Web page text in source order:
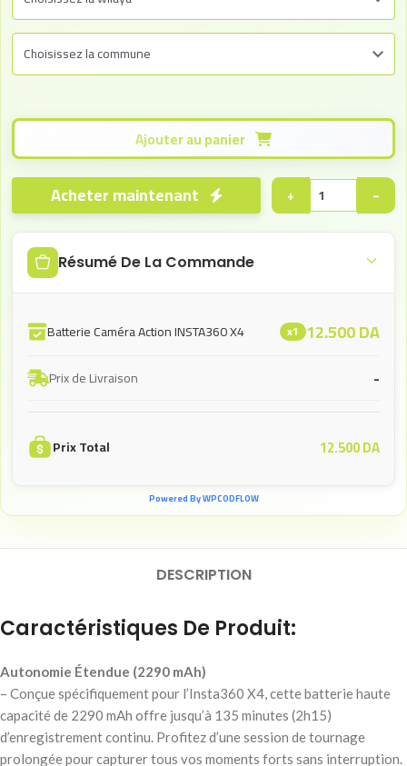
−
+
Acheter maintenant
Résumé De La Commande
Batterie Caméra Action INSTA360 X4 x1 12.500DA
Prix de Livraison -
Prix Total 12.500DA
Powered By WPCODFLOW
DESCRIPTION
Caractéristiques De Produit:
Autonomie Étendue (2290 mAh)
– Conçue spécifiquement pour l’Insta360 X4, cette batterie haute
capacité de 2290 mAh offre jusqu’à 135 minutes (2h15)
d’enregistrement continu. Profitez d’une session de tournage
prolongée pour capturer tous vos moments forts sans interruption.